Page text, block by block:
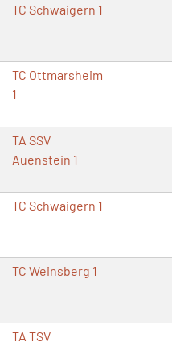
TC Schwaigern 1
TC Ottmarsheim
1
TA SSV
Auenstein 1
TC Schwaigern 1
TC Weinsberg 1
TA TSV